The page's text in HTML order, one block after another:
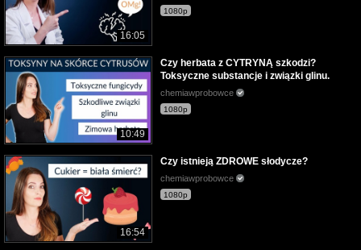
16:05
1080p
10:49
Czy herbata z CYTRYNĄ szkodzi?
Toksyczne substancje i związki glinu.
chemiawprobowce
1080p
16:54
Czy istnieją ZDROWE słodycze?
chemiawprobowce
1080p